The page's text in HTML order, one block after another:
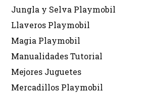
Jungla y Selva Playmobil
Llaveros Playmobil
Magia Playmobil
Manualidades Tutorial
Mejores Juguetes
Mercadillos Playmobil